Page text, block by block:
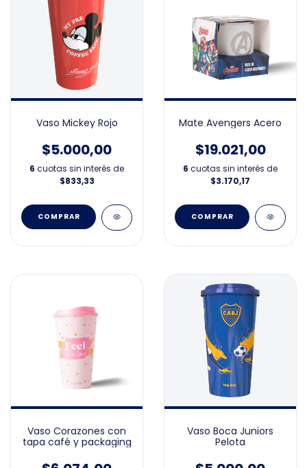
Vaso Mickey Rojo
$5.000,00
6 cuotas sin interés de
$833,33
Mate Avengers Acero
$19.021,00
6 cuotas sin interés de
$3.170,17
Vaso Corazones con
tapa café y packaging
Vaso Boca Juniors
Pelota